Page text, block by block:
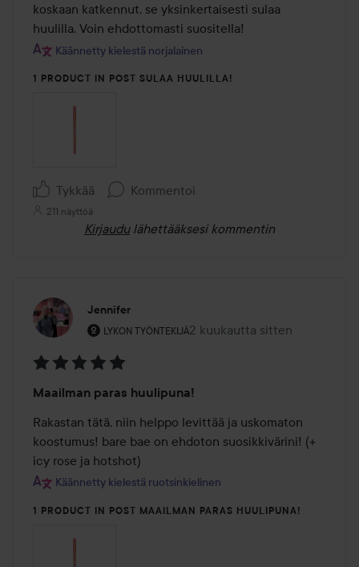
koskaan katkennut, se yksinkertaisesti sulaa
huulilla. Voin ehdottomasti suositella!
Käännetty kielestä norjalainen
1 PRODUCT IN POST SULAA HUULILLA!
Tykkää Kommentoi
211 näyttöä
Kirjaudu lähettääksesi kommentin
Jennifer
LYKON TYÖNTEKIJÄ
Käyttäjän rooli: Lykon työntekijä.
2 kuukautta sitten
Viesti luotiin 2 kuukautta
5
/
5
Maailman paras huulipuna!
Rakastan tätä, niin helppo levittää ja uskomaton
koostumus! bare bae on ehdoton suosikkivärini! (+
icy rose ja hotshot)
Käännetty kielestä ruotsinkielinen
1 PRODUCT IN POST MAAILMAN PARAS HUULIPUNA!